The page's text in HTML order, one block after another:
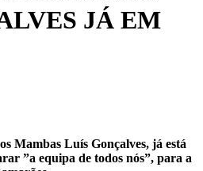
JÁ EM
Mambas Luís Gonçalves, já está
”a equipa de todos nós”, para a